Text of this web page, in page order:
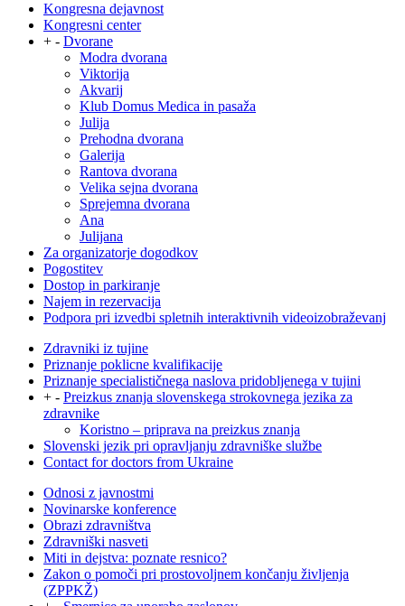
Kongresna dejavnost
Kongresni center
+ - Dvorane
Modra dvorana
Viktorija
Akvarij
Klub Domus Medica in pasaža
Julija
Prehodna dvorana
Galerija
Rantova dvorana
Velika sejna dvorana
Sprejemna dvorana
Ana
Julijana
Za organizatorje dogodkov
Pogostitev
Dostop in parkiranje
Najem in rezervacija
Podpora pri izvedbi spletnih interaktivnih videoizobraževanj
Zdravniki iz tujine
Priznanje poklicne kvalifikacije
Priznanje specialističnega naslova pridobljenega v tujini
+ - Preizkus znanja slovenskega strokovnega jezika za
zdravnike
Koristno – priprava na preizkus znanja
Slovenski jezik pri opravljanju zdravniške službe
Contact for doctors from Ukraine
Odnosi z javnostmi
Novinarske konference
Obrazi zdravništva
Zdravniški nasveti
Miti in dejstva: poznate resnico?
Zakon o pomoči pri prostovoljnem končanju življenja
(ZPPKŽ)